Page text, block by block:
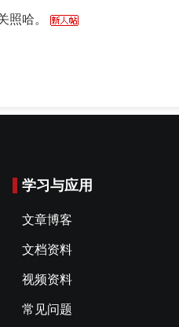
照哈。
学习与应用
文章博客
文档资料
视频资料
常见问题